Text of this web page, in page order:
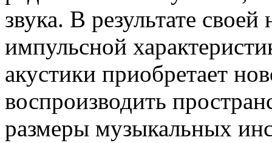
звука. В результате
импульсной
акустики приобретает
воспроизводить
размеры музыкальных